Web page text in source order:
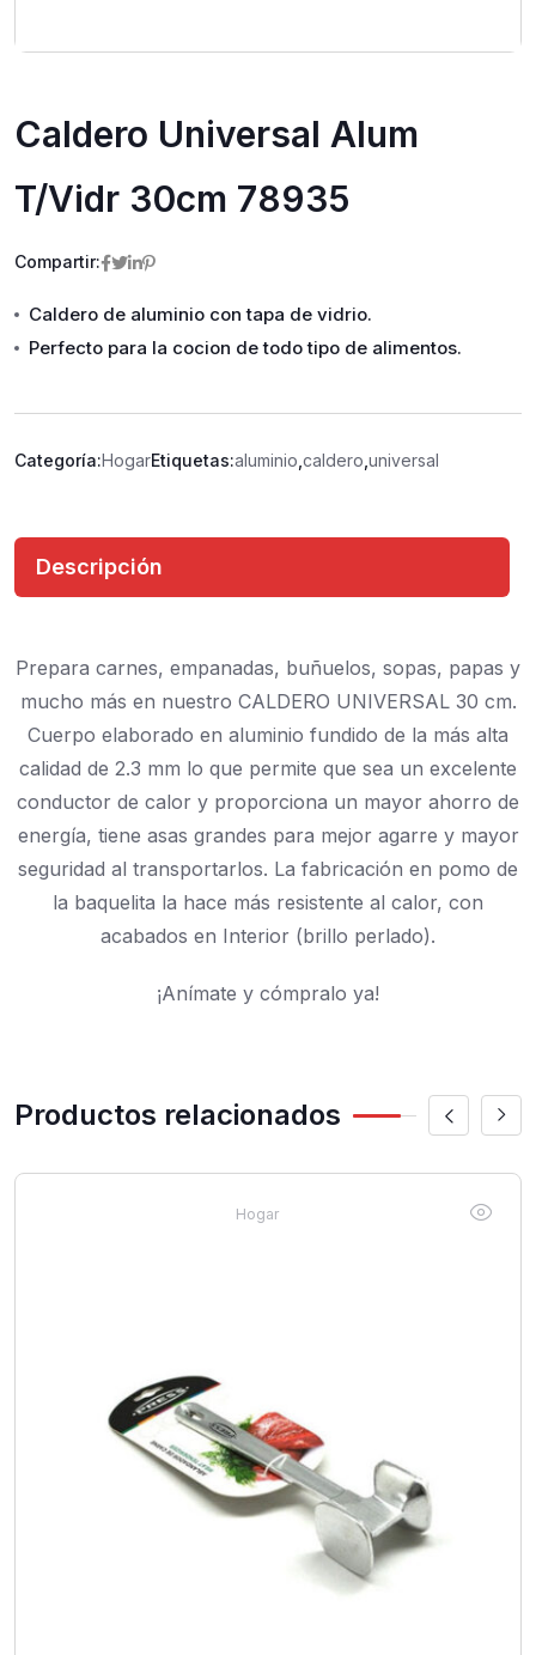
Caldero Universal Alum
T/Vidr 30cm 78935
Compartir:
Caldero de aluminio con tapa de vidrio.
Perfecto para la cocion de todo tipo de alimentos.
Categoría:HogarEtiquetas:aluminio caldero universal
Descripción
Prepara carnes, empanadas, buñuelos, sopas, papas y
mucho más en nuestro CALDERO UNIVERSAL 30 cm.
Cuerpo elaborado en aluminio fundido de la más alta
calidad de 2.3 mm lo que permite que sea un excelente
conductor de calor y proporciona un mayor ahorro de
energía, tiene asas grandes para mejor agarre y mayor
seguridad al transportarlos. La fabricación en pomo de
la baquelita la hace más resistente al calor, con
acabados en Interior (brillo perlado).
¡Anímate y cómpralo ya!
Productos relacionados
Hogar